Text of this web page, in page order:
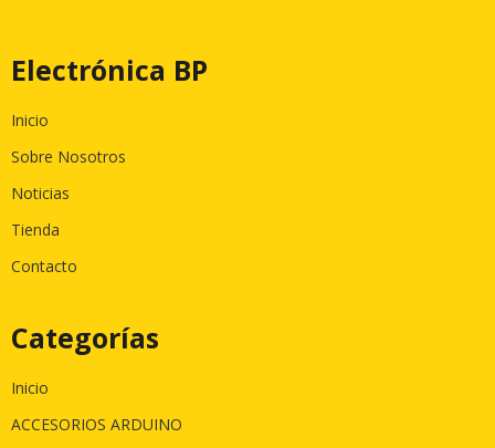
Electrónica BP
Inicio
Sobre Nosotros
Noticias
Tienda
Contacto
Categorías
Inicio
ACCESORIOS ARDUINO